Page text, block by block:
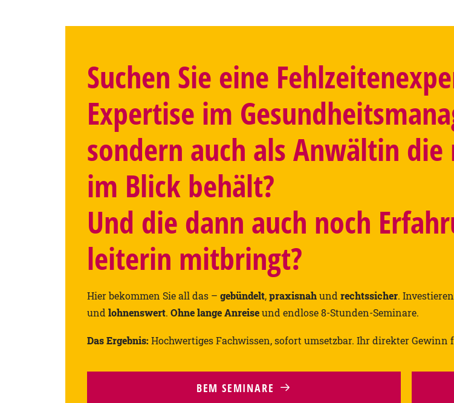
Suchen Sie eine
Expertise im
sondern auch als Anwältin
im Blick behält?
Und die dann auch noch
leiterin mitbringt?
Hier bekommen Sie all das – gebündelt,praxisnahund rechtssicher.
und lohnenswert. Ohne lange Anreiseund endlose 8-Stunden-Seminare.
Das Ergebnis: Hochwertiges Fachwissen, sofort umsetzbar. Ihr direkter Gewinn
BEM SEMINARE